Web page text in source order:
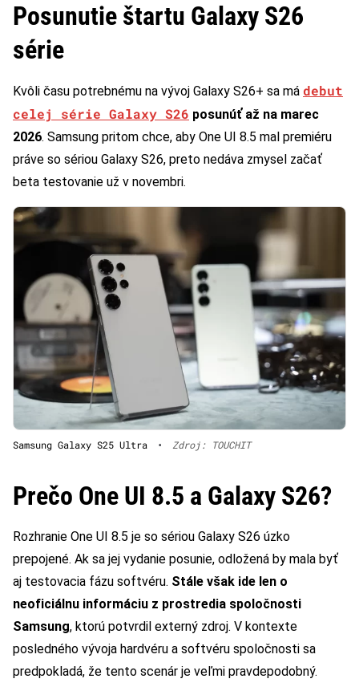
Posunutie štartu Galaxy S26
série
Kvôli času potrebnému na vývoj Galaxy S26+ sa má debut
celej série Galaxy S26 posunúť až na marec
2026. Samsung pritom chce, aby One UI 8.5 mal premiéru
práve so sériou Galaxy S26, preto nedáva zmysel začať
beta testovanie už v novembri.
Samsung Galaxy S25 Ultra • Zdroj: TOUCHIT
Prečo One UI 8.5 a Galaxy S26?
Rozhranie One UI 8.5 je so sériou Galaxy S26 úzko
prepojené. Ak sa jej vydanie posunie, odložená by mala byť
aj testovacia fázu softvéru. Stále však ide len o
neoficiálnu informáciu z prostredia spoločnosti
Samsung, ktorú potvrdil externý zdroj. V kontexte
posledného vývoja hardvéru a softvéru spoločnosti sa
predpokladá, že tento scenár je veľmi pravdepodobný.